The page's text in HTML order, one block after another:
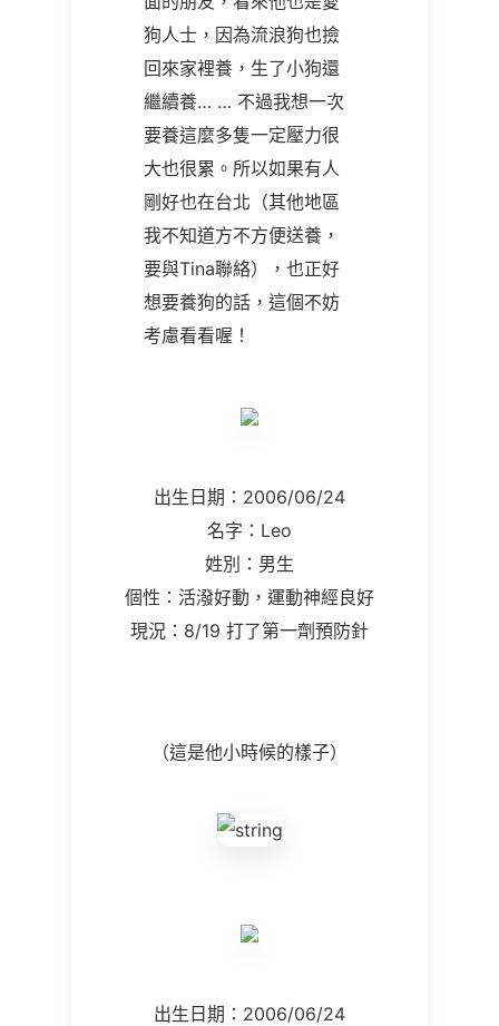
狗人士，因為流浪狗也撿
回來家裡養，生了小狗還
繼續養… … 不過我想一次
要養這麼多隻一定壓力很
大也很累。所以如果有人
剛好也在台北（其他地區
我不知道方不方便送養，
要與Tina聯絡），也正好
想要養狗的話，這個不妨
考慮看看喔！
出生日期：2006/06/24
名字：Leo
姓別：男生
個性：活潑好動，運動神經良好
現況：8/19 打了第一劑預防針
（這是他小時候的樣子）
出生日期：2006/06/24